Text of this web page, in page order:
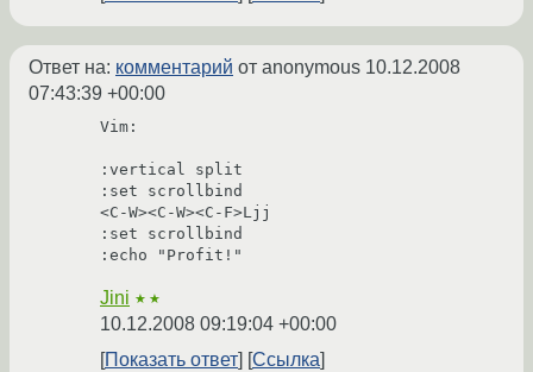
Ответ на: комментарий от anonymous 10.12.2008
07:43:39 +00:00
Vim:
:vertical split
:set scrollbind
<C-W><C-W><C-F>Ljj
:set scrollbind
:echo "Profit!"
Jini ★★
10.12.2008 09:19:04 +00:00
Показать ответ
Ссылка